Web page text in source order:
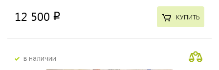
12 500 p КУПИТЬ
в наличии